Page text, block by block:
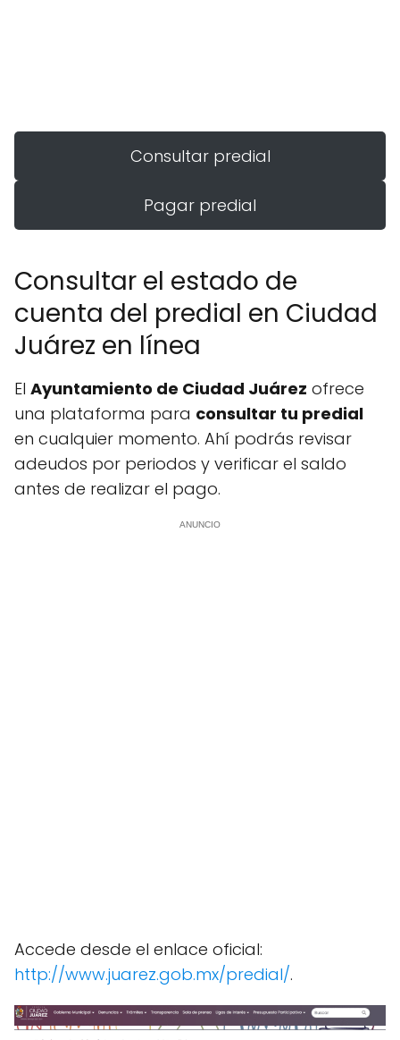
Consultar predial
Pagar predial
Consultar el estado de
cuenta del predial en Ciudad
Juárez en línea
El Ayuntamiento de Ciudad Juárez ofrece
una plataforma para consultar tu predial
en cualquier momento. Ahí podrás revisar
adeudos por periodos y verificar el saldo
antes de realizar el pago.
ANUNCIO
Accede desde el enlace oficial:
http://www.juarez.gob.mx/predial/.